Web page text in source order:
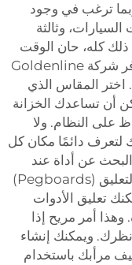
ترغب في وجود
وثالثة
ذلك كله، حان الوقت
أخيرًا لاختيار خزانة الأدوات المناسبة. توفر شركة Goldenline
اختر المقاس الذي
أن تساعدك الخزانة
على النظام. ولا
دائمًا مكان كل
عن أداة عند
الحاجة إليها. يمكنك مثلًا استخدام ألواح التعليق (Pegboards)
تعليق الأدوات
أمر مريح إذا
ويمكنك إنشاء
مرأبك باستخدام